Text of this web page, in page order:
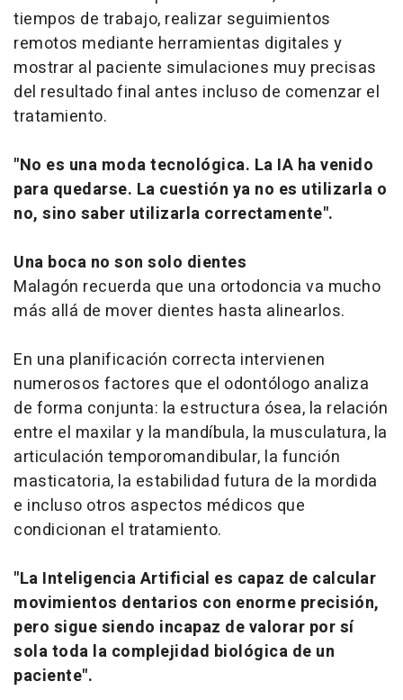
tiempos de trabajo, realizar seguimientos
remotos mediante herramientas digitales y
mostrar al paciente simulaciones muy precisas
del resultado final antes incluso de comenzar el
tratamiento.
"No es una moda tecnológica. La IA ha venido
para quedarse. La cuestión ya no es utilizarla o
no, sino saber utilizarla correctamente".
Una boca no son solo dientes
Malagón recuerda que una ortodoncia va mucho
más allá de mover dientes hasta alinearlos.
En una planificación correcta intervienen
numerosos factores que el odontólogo analiza
de forma conjunta: la estructura ósea, la relación
entre el maxilar y la mandíbula, la musculatura, la
articulación temporomandibular, la función
masticatoria, la estabilidad futura de la mordida
e incluso otros aspectos médicos que
condicionan el tratamiento.
"La Inteligencia Artificial es capaz de calcular
movimientos dentarios con enorme precisión,
pero sigue siendo incapaz de valorar por sí
sola toda la complejidad biológica de un
paciente".